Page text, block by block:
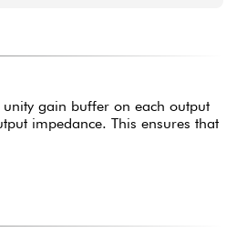
gain buffer on each output
impedance. This ensures that